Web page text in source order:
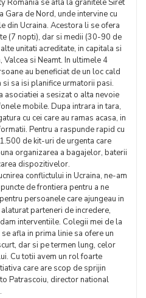
Romania se afla la granitele Siret
Gara de Nord, unde intervine cu
din Ucraina. Acestora li se ofera
(7 nopti), dar si medii (30-90 de
unitati acreditate, in capitala si
si Neamt. In ultimele 4
au beneficiat de un loc cald
sa isi planifice urmatorii pasi.
asociatiei a sesizat o alta nevoie
mobile. Dupa intrara in tara,
cu cei care au ramas acasa, in
Pentru a raspunde rapid cu
de kit-uri de urgenta care
organizarea a bagajelor, baterii
dispozitivelor.
conflictului in Ucraina, ne-am
de frontiera pentru a ne
persoanele care ajungeau in
parteneri de incredere,
interventiile. Colegii mei de la
afla in prima linie sa ofere un
dar si pe termen lung, celor
Cu totii avem un rol foarte
care are scop de sprijin
Patrascoiu, director national